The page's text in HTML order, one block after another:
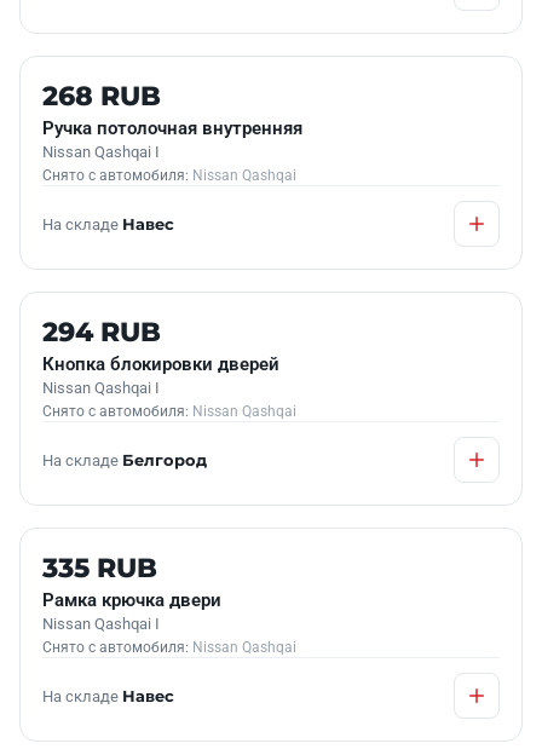
Б/У В НАЛИЧИИ
268 RUB
Ручка потолочная внутренняя
Nissan Qashqai I
Снято с автомобиля: Nissan Qashqai
На складе Навес
Б/У В НАЛИЧИИ
294 RUB
Кнопка блокировки дверей
Nissan Qashqai I
Снято с автомобиля: Nissan Qashqai
На складе Белгород
Б/У В НАЛИЧИИ
335 RUB
Рамка крючка двери
Nissan Qashqai I
Снято с автомобиля: Nissan Qashqai
На складе Навес